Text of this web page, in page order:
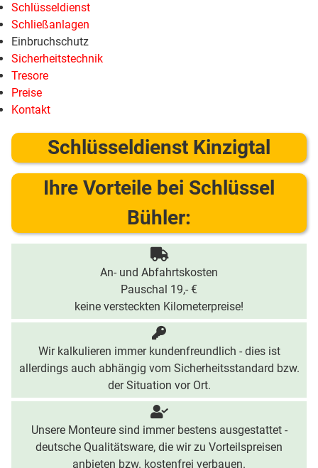
Schlüsseldienst
Schließanlagen
Einbruchschutz
Sicherheitstechnik
Tresore
Preise
Kontakt
Schlüsseldienst Kinzigtal
Ihre Vorteile bei Schlüssel
Bühler:
An- und Abfahrtskosten
Pauschal 19,- €
keine versteckten Kilometerpreise!
Wir kalkulieren immer kundenfreundlich - dies ist
allerdings auch abhängig vom Sicherheitsstandard bzw.
der Situation vor Ort.
Unsere Monteure sind immer bestens ausgestattet -
deutsche Qualitätsware, die wir zu Vorteilspreisen
anbieten bzw. kostenfrei verbauen.